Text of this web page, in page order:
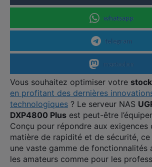
whatsapp
telegram
mastodon
Vous souhaitez optimiser votre
en profitant des dernières
technologiques ? Le serveur NAS
DXP4800 Plus est peut-être
Conçu pour répondre aux exigences
matière de rapidité et de sécurité,
une vaste gamme de fonctionnalités
les amateurs comme pour les